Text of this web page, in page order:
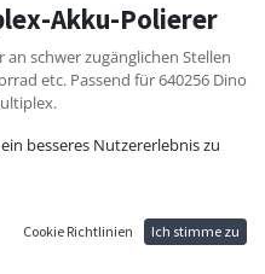
Akku-Polierer
schwer zugänglichen Stellen
etc. Passend für 640256 Dino
besseres Nutzererlebnis zu
Cookie Richtlinien Ich stimme zu